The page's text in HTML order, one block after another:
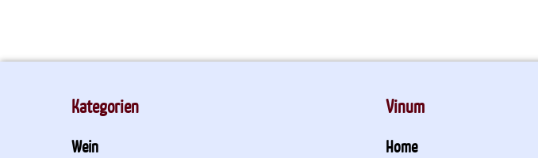
Kategorien
Wein
Vinum
Home